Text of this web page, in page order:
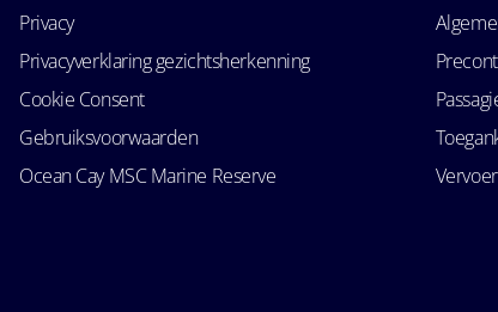
Privacy
Privacyverklaring gezichtsherkenning
Cookie Consent
Gebruiksvoorwaarden
Ocean Cay MSC Marine Reserve